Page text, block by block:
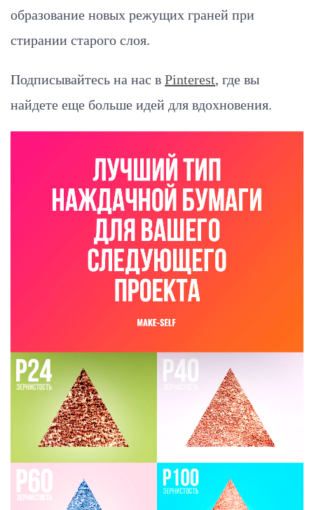
образование новых режущих граней при
стирании старого слоя.
Подписывайтесь на нас в Pinterest, где вы
найдете еще больше идей для вдохновения.